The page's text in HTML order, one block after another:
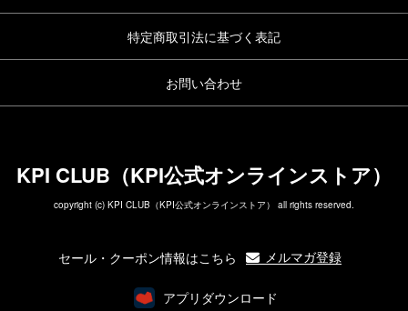
特定商取引法に基づく表記
お問い合わせ
KPI CLUB（KPI公式オンラインストア）
copyright (c) KPI CLUB（KPI公式オンラインストア） all rights reserved.
セール・クーポン情報はこちら メルマガ登録
アプリダウンロード